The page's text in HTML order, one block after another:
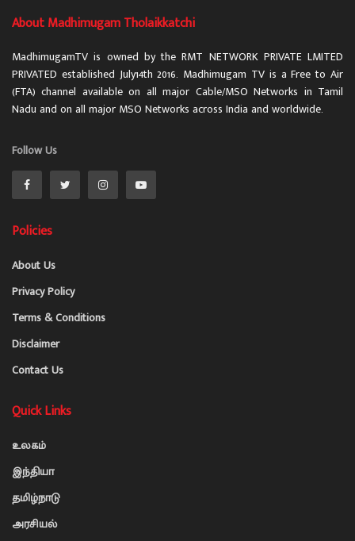
About Madhimugam Tholaikkatchi
MadhimugamTV is owned by the RMT NETWORK PRIVATE LMITED
PRIVATED established July14th 2016. Madhimugam TV is a Free to Air
(FTA) channel available on all major Cable/MSO Networks in Tamil
Nadu and on all major MSO Networks across India and worldwide.
Follow Us
Policies
About Us
Privacy Policy
Terms & Conditions
Disclaimer
Contact Us
Quick Links
உலகம்
இந்தியா
தமிழ்நாடு
அரசியல்